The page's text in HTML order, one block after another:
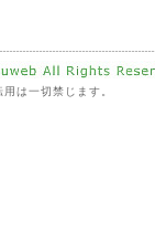
は一切禁じます。